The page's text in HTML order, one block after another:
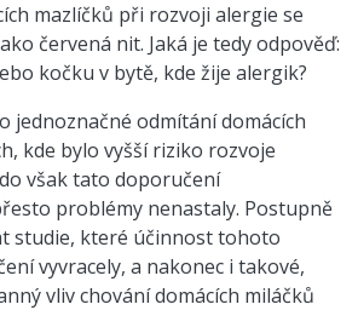
mazlíčků při rozvoji alergie se
červená nit. Jaká je tedy odpověď:
kočku v bytě, kde žije alergik?
jednoznačné odmítání domácích
kde bylo vyšší riziko rozvoje
však tato doporučení
problémy nenastaly. Postupně
studie, které účinnost tohoto
vyvracely, a nakonec i takové,
vliv chování domácích miláčků